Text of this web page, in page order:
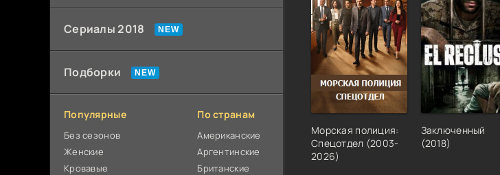
Сериалы 2018
Подборки
Популярные
Без сезонов
Женские
Кровавые
По странам
Американские
Аргентинские
Британские
Морская полиция:
Спецотдел (2003-
2026)
Заключенный
(2018)